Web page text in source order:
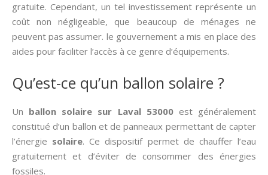
gratuite. Cependant, un tel investissement représente un
coût non négligeable, que beaucoup de ménages ne
peuvent pas assumer. le gouvernement a mis en place des
aides pour faciliter l’accès à ce genre d’équipements.
Qu’est-ce qu’un ballon solaire ?
Un ballon solaire sur Laval 53000est généralement
constitué d’un ballon et de panneaux permettant de capter
l’énergie solaire. Ce dispositif permet de chauffer l’eau
gratuitement et d’éviter de consommer des énergies
fossiles.